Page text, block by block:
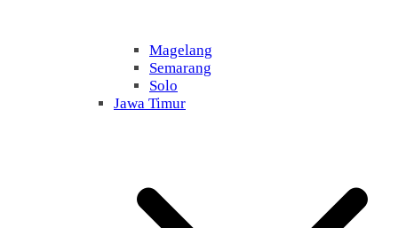
Magelang
Semarang
Solo
Jawa Timur